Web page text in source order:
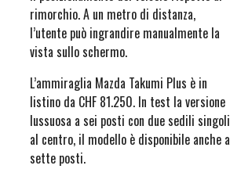
rimorchio. A un metro di distanza,
l’utente può ingrandire manualmente la
vista sullo schermo.
L’ammiraglia Mazda Takumi Plus è in
listino da CHF 81.250. In test la versione
lussuosa a sei posti con due sedili singoli
al centro, il modello è disponibile anche a
sette posti.